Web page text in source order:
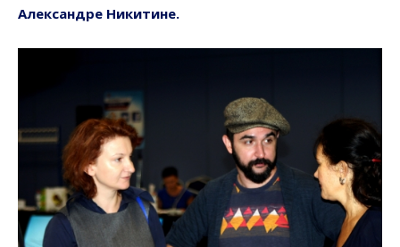
Александре Никитине.